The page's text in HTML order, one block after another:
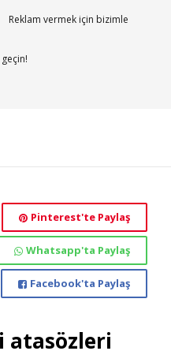
Reklam vermek için bizimle
Pinterest'te Paylaş
Whatsapp'ta Paylaş
Facebook'ta Paylaş
atasözleri